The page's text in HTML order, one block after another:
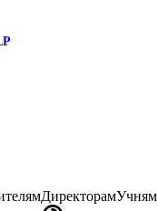
ДиректорамУчням